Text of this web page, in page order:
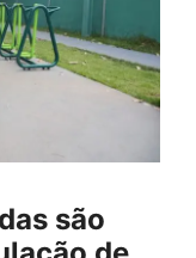
são